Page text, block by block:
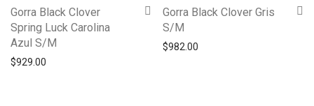
Gorra Black Clover
Spring Luck Carolina
Azul S/M
$929.00
Gorra Black Clover Gris
S/M
$982.00